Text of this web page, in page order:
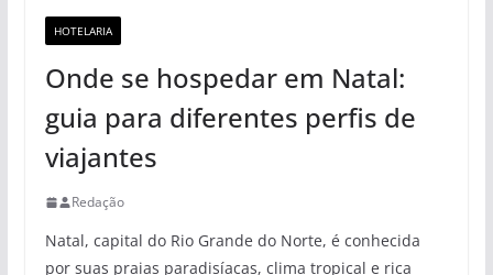
HOTELARIA
Onde se hospedar em Natal:
guia para diferentes perfis de
viajantes
Redação
Natal, capital do Rio Grande do Norte, é conhecida
por suas praias paradisíacas, clima tropical e rica